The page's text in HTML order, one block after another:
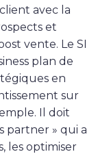
avec la
et
vente. Le SI
plan de
en
sur
Il doit
partner » qui a
les optimiser